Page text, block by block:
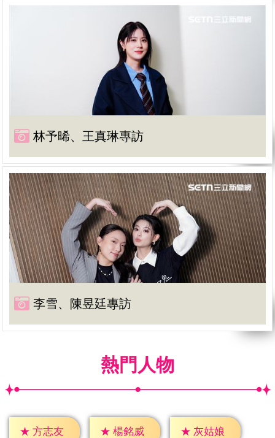
林予晞、王真琳專訪
李雪、陳昱廷專訪
熱門人物
★ 方志友 ★ 楊銘威 ★ 灰姑娘